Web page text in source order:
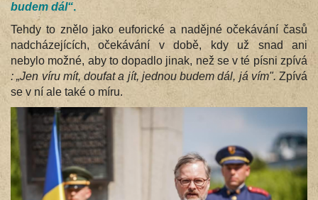
budem dál“.
Tehdy to znělo jako euforické a nadějné očekávání časů
nadcházejících, očekávání v době, kdy už snad ani
nebylo možné, aby to dopadlo jinak, než se v té písni zpívá
: „Jen víru mít, doufat a jít, jednou budem dál, já vím". Zpívá
se v ní ale také o míru.